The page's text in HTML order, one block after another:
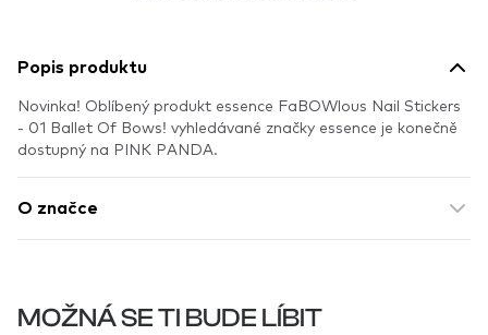
Popis produktu
Novinka! Oblíbený produkt essence FaBOWlous Nail Stickers
- 01 Ballet Of Bows! vyhledávané značky essence je konečně
dostupný na PINK PANDA.
O značce
MOŽNÁ SE TI BUDE LÍBIT